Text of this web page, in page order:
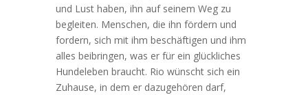
und Lust haben, ihn auf seinem Weg zu
begleiten. Menschen, die ihn fördern und
fordern, sich mit ihm beschäftigen und ihm
alles beibringen, was er für ein glückliches
Hundeleben braucht. Rio wünscht sich ein
Zuhause, in dem er dazugehören darf,